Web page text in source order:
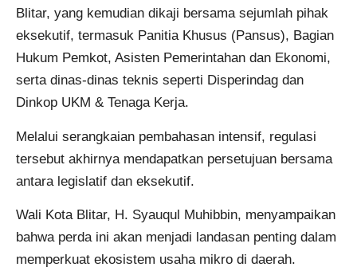
Blitar, yang kemudian dikaji bersama sejumlah pihak
eksekutif, termasuk Panitia Khusus (Pansus), Bagian
Hukum Pemkot, Asisten Pemerintahan dan Ekonomi,
serta dinas-dinas teknis seperti Disperindag dan
Dinkop UKM & Tenaga Kerja.
Melalui serangkaian pembahasan intensif, regulasi
tersebut akhirnya mendapatkan persetujuan bersama
antara legislatif dan eksekutif.
Wali Kota Blitar, H. Syauqul Muhibbin, menyampaikan
bahwa perda ini akan menjadi landasan penting dalam
memperkuat ekosistem usaha mikro di daerah.